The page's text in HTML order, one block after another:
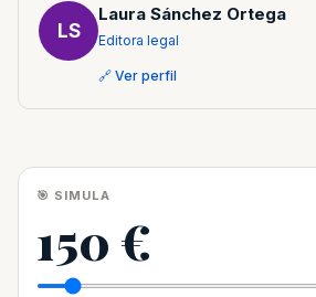
LS
Laura Sánchez Ortega
Editora legal
🔗 Ver perfil
🎯 SIMULA
150 €